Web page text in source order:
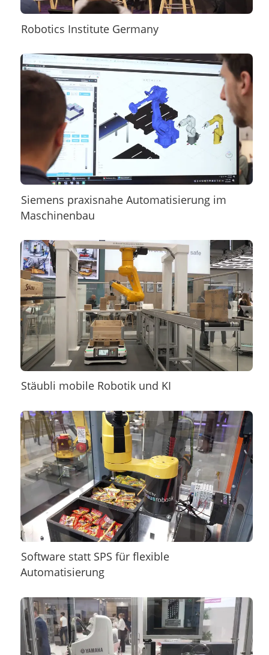
Robotics Institute Germany
Siemens praxisnahe Automatisierung im
Maschinenbau
Stäubli mobile Robotik und KI
Software statt SPS für flexible
Automatisierung